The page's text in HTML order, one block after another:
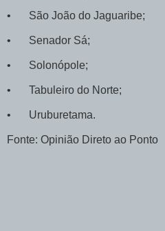
• São João do Jaguaribe;
• Senador Sá;
• Solonópole;
• Tabuleiro do Norte;
• Uruburetama.
Fonte: Opinião Direto ao Ponto